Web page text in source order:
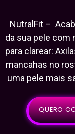
NutralFit –
da sua pele com
para clarear:
mancahas no
uma pele mais
QUERO